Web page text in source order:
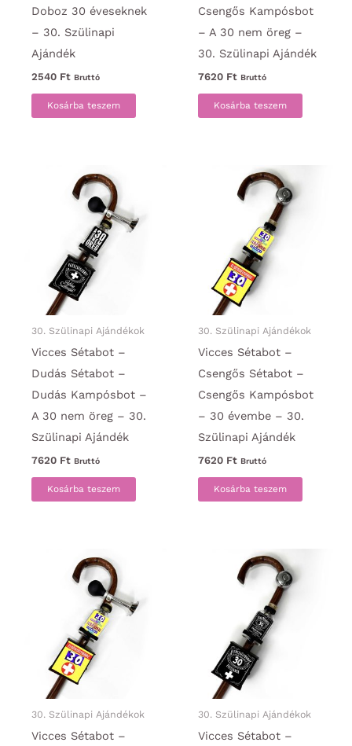
Doboz 30 éveseknek
– 30. Szülinapi
Ajándék
2540 Ft Bruttó
Kosárba teszem
Csengős Kampósbot
– A 30 nem öreg –
30. Szülinapi Ajándék
7620 Ft Bruttó
Kosárba teszem
30. Szülinapi Ajándékok
Vicces Sétabot –
Dudás Sétabot –
Dudás Kampósbot –
A 30 nem öreg – 30.
Szülinapi Ajándék
7620 Ft Bruttó
Kosárba teszem
30. Szülinapi Ajándékok
Vicces Sétabot –
Csengős Sétabot –
Csengős Kampósbot
– 30 évembe – 30.
Szülinapi Ajándék
7620 Ft Bruttó
Kosárba teszem
30. Szülinapi Ajándékok
Vicces Sétabot –
30. Szülinapi Ajándékok
Vicces Sétabot –